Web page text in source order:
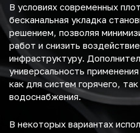
В условиях современных
бесканальная укладка
решением, позволяя
работ и снизить
инфраструктуру.
универсальность
как для систем горячего,
водоснабжения.
В некоторых вариантах